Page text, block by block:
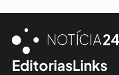
EditoriasLinks